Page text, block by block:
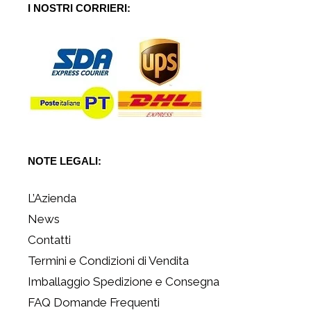
I NOSTRI CORRIERI:
NOTE LEGALI:
L’Azienda
News
Contatti
Termini e Condizioni di Vendita
Imballaggio Spedizione e Consegna
FAQ Domande Frequenti